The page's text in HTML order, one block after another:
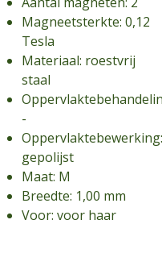
Magneetsterkte: 0,12
Tesla
Materiaal: roestvrij
staal
-
Oppervlaktebewerking:
gepolijst
Maat: M
Breedte: 1,00 mm
Voor: voor haar